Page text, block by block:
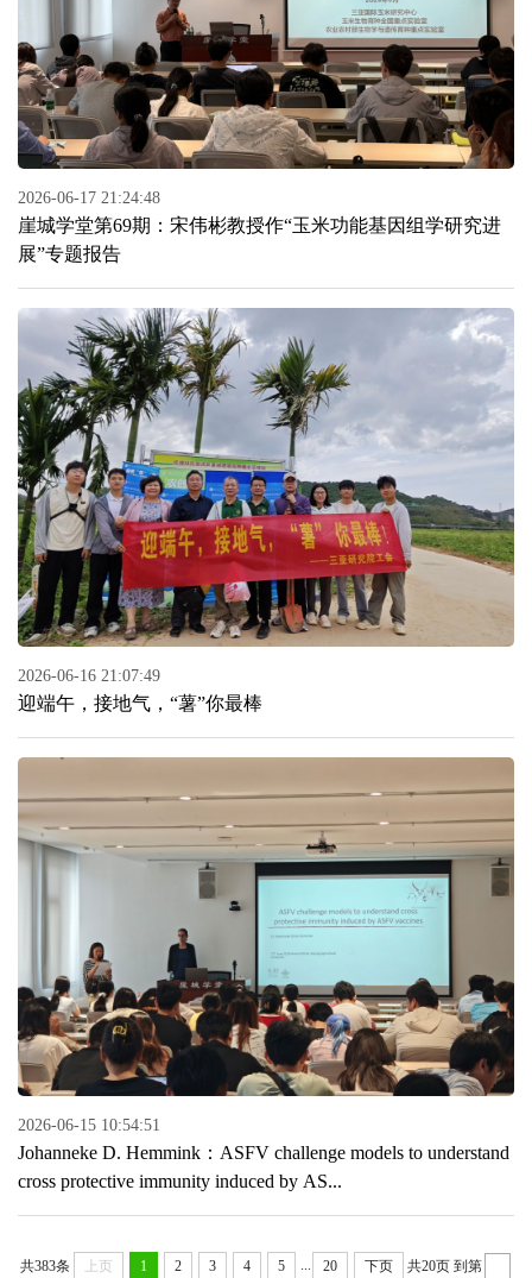
2026-06-17 21:24:48
崖城学堂第69期：宋伟彬教授作“玉米功能基因组学研究进
展”专题报告
2026-06-16 21:07:49
迎端午，接地气，“薯”你最棒
2026-06-15 10:54:51
Johanneke D. Hemmink：ASFV challenge models to understand
cross protective immunity induced by AS...
共383条 上页 1 2 3 4 5 20 下页 共20页 到第